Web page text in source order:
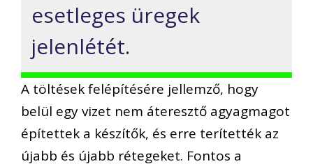
esetleges üregek
jelenlétét.
A töltések felépítésére jellemző, hogy
belül egy vizet nem áteresztő agyagmagot
építettek a készítők, és erre terítették az
újabb és újabb rétegeket. Fontos a